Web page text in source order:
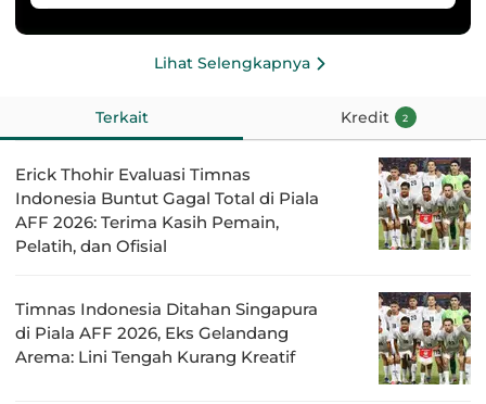
Lihat Selengkapnya
Terkait Kredit 2
Erick Thohir Evaluasi Timnas
Indonesia Buntut Gagal Total di Piala
AFF 2026: Terima Kasih Pemain,
Pelatih, dan Ofisial
Timnas Indonesia Ditahan Singapura
di Piala AFF 2026, Eks Gelandang
Arema: Lini Tengah Kurang Kreatif